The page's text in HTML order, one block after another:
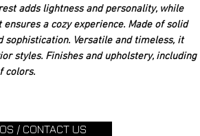
adds lightness and personality, while
a cozy experience. Made of solid
Versatile and timeless, it
styles. Finishes and upholstery, including
colors.
/ CONTACT US